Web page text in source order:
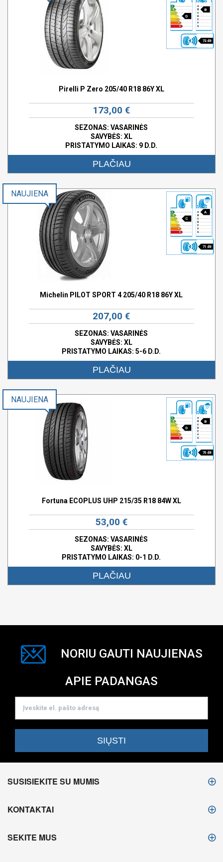
D
B
72 dB
Pirelli P Zero 205/40 R18 86Y XL
173,00 €
SEZONAS: VASARINĖS
SAVYBĖS: XL
PRISTATYMO LAIKAS: 9 D.D.
PLAČIAU
C
A
71 dB
NAUJIENA
Michelin PILOT SPORT 4 205/40 R18 86Y XL
207,00 €
SEZONAS: VASARINĖS
SAVYBĖS: XL
PRISTATYMO LAIKAS: 5-6 D.D.
PLAČIAU
D
B
70 dB
NAUJIENA
Fortuna ECOPLUS UHP 215/35 R18 84W XL
53,00 €
SEZONAS: VASARINĖS
SAVYBĖS: XL
PRISTATYMO LAIKAS: 0-1 D.D.
PLAČIAU
NORIU GAUTI NAUJIENAS
APIE PADANGAS
SUSISIEKITE SU MUMIS
KONTAKTAI
SEKITE MUS